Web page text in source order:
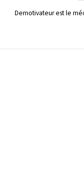
Demotivateur est le